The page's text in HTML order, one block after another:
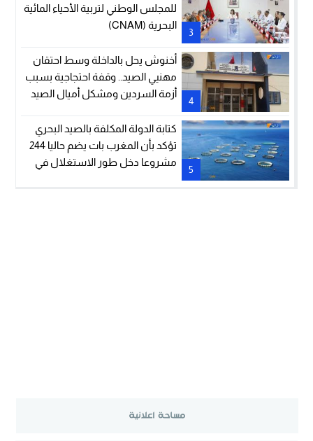
3
للمجلس الوطني لتربية الأحياء المائية
البحرية (CNAM)
4
أخنوش يحل بالداخلة وسط احتقان
مهنيي الصيد.. وقفة احتجاجية بسبب
أزمة السردين ومشكل أميال الصيد
5
كتابة الدولة المكلفة بالصيد البحري
تؤكد بأن المغرب بات يضم حاليا 244
مشروعا دخل طور الاستغلال في